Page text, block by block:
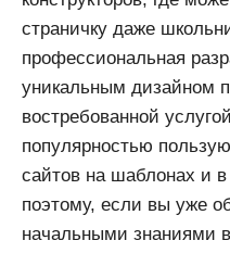
страничку даже
профессиональная
уникальным дизайном
востребованной
популярностью
сайтов на шаблонах и
поэтому, если вы уже
начальными знаниями